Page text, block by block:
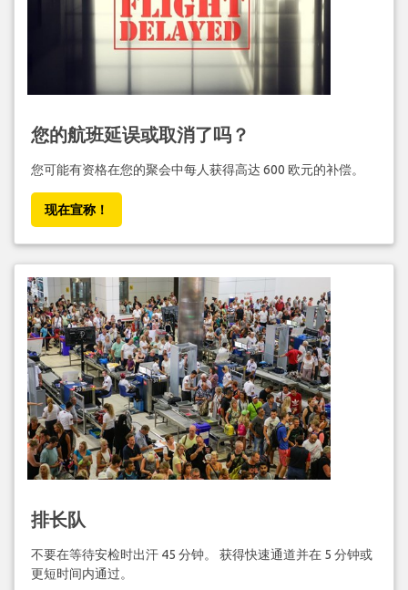
您的航班延误或取消了吗？
您可能有资格在您的聚会中每人获得高达 600 欧元的补偿。
现在宣称！
排长队
不要在等待安检时出汗 45 分钟。 获得快速通道并在 5 分钟或
更短时间内通过。